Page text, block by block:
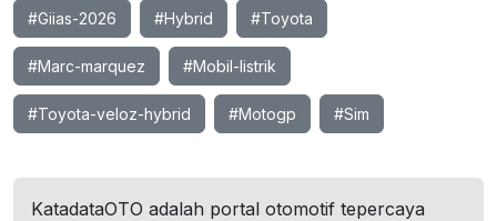
#Giias-2026 #Hybrid #Toyota
#Marc-marquez #Mobil-listrik
#Toyota-veloz-hybrid #Motogp #Sim
KatadataOTO adalah portal otomotif tepercaya